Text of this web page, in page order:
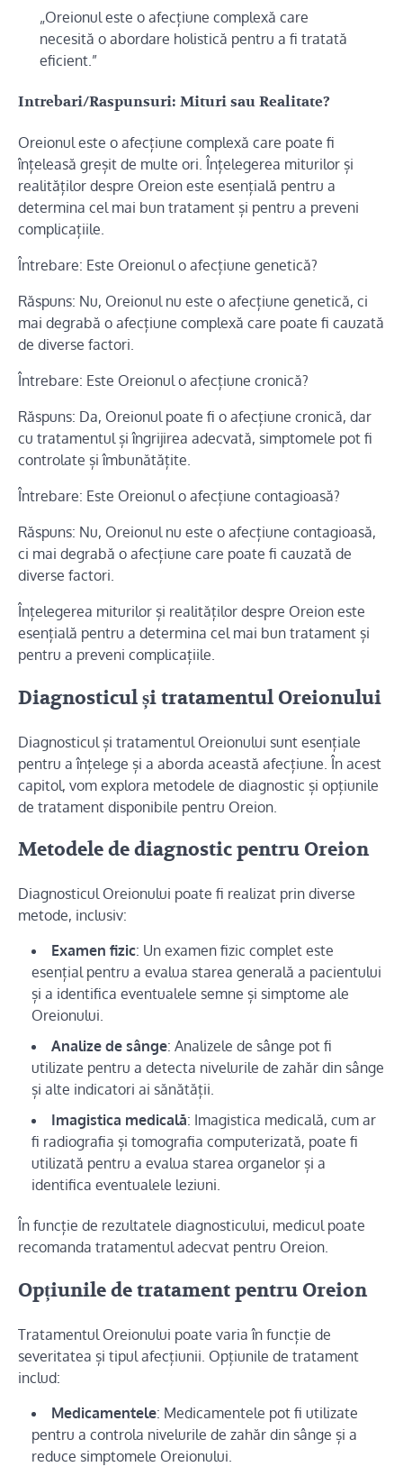
„Oreionul este o afecțiune complexă care
necesită o abordare holistică pentru a fi tratată
eficient.”
Intrebari/Raspunsuri: Mituri sau Realitate?
Oreionul este o afecțiune complexă care poate fi
înțeleasă greșit de multe ori. Înțelegerea miturilor și
realităților despre Oreion este esențială pentru a
determina cel mai bun tratament și pentru a preveni
complicațiile.
Întrebare: Este Oreionul o afecțiune genetică?
Răspuns: Nu, Oreionul nu este o afecțiune genetică, ci
mai degrabă o afecțiune complexă care poate fi cauzată
de diverse factori.
Întrebare: Este Oreionul o afecțiune cronică?
Răspuns: Da, Oreionul poate fi o afecțiune cronică, dar
cu tratamentul și îngrijirea adecvată, simptomele pot fi
controlate și îmbunătățite.
Întrebare: Este Oreionul o afecțiune contagioasă?
Răspuns: Nu, Oreionul nu este o afecțiune contagioasă,
ci mai degrabă o afecțiune care poate fi cauzată de
diverse factori.
Înțelegerea miturilor și realităților despre Oreion este
esențială pentru a determina cel mai bun tratament și
pentru a preveni complicațiile.
Diagnosticul și tratamentul Oreionului
Diagnosticul și tratamentul Oreionului sunt esențiale
pentru a înțelege și a aborda această afecțiune. În acest
capitol, vom explora metodele de diagnostic și opțiunile
de tratament disponibile pentru Oreion.
Metodele de diagnostic pentru Oreion
Diagnosticul Oreionului poate fi realizat prin diverse
metode, inclusiv:
Examen fizic: Un examen fizic complet este
esențial pentru a evalua starea generală a pacientului
și a identifica eventualele semne și simptome ale
Oreionului.
Analize de sânge: Analizele de sânge pot fi
utilizate pentru a detecta nivelurile de zahăr din sânge
și alte indicatori ai sănătății.
Imagistica medicală: Imagistica medicală, cum ar
fi radiografia și tomografia computerizată, poate fi
utilizată pentru a evalua starea organelor și a
identifica eventualele leziuni.
În funcție de rezultatele diagnosticului, medicul poate
recomanda tratamentul adecvat pentru Oreion.
Opțiunile de tratament pentru Oreion
Tratamentul Oreionului poate varia în funcție de
severitatea și tipul afecțiunii. Opțiunile de tratament
includ:
Medicamentele: Medicamentele pot fi utilizate
pentru a controla nivelurile de zahăr din sânge și a
reduce simptomele Oreionului.